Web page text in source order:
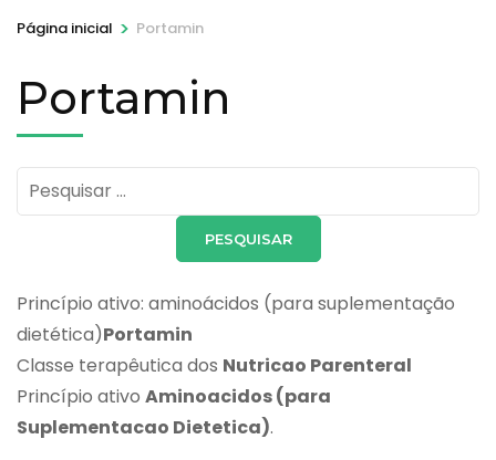
Página inicial > Portamin
Portamin
Pesquisar
por:
Princípio ativo: aminoácidos (para suplementação
dietética)Portamin
Classe terapêutica dos Nutricao Parenteral
Princípio ativo Aminoacidos (para
Suplementacao Dietetica).